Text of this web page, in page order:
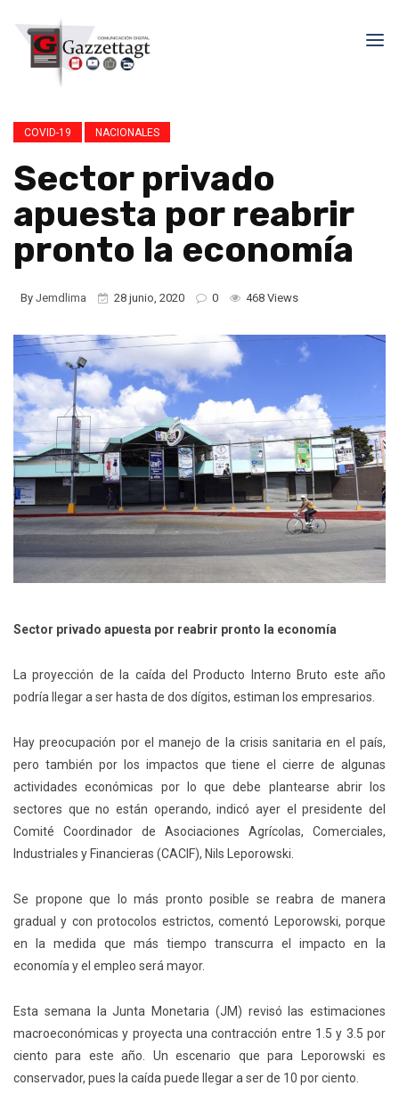
COVID-19 NACIONALES
Sector privado
apuesta por reabrir
pronto la economía
By Jemdlima 28 junio, 2020 0 468 Views
Sector privado apuesta por reabrir pronto la economía
La proyección de la caída del Producto Interno Bruto este año
podría llegar a ser hasta de dos dígitos, estiman los empresarios.
Hay preocupación por el manejo de la crisis sanitaria en el país,
pero también por los impactos que tiene el cierre de algunas
actividades económicas por lo que debe plantearse abrir los
sectores que no están operando, indicó ayer el presidente del
Comité Coordinador de Asociaciones Agrícolas, Comerciales,
Industriales y Financieras (CACIF), Nils Leporowski.
Se propone que lo más pronto posible se reabra de manera
gradual y con protocolos estrictos, comentó Leporowski, porque
en la medida que más tiempo transcurra el impacto en la
economía y el empleo será mayor.
Esta semana la Junta Monetaria (JM) revisó las estimaciones
macroeconómicas y proyecta una contracción entre 1.5 y 3.5 por
ciento para este año. Un escenario que para Leporowski es
conservador, pues la caída puede llegar a ser de 10 por ciento.